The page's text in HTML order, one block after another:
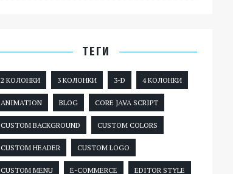
ТЕГИ
2 КОЛОНКИ 3 КОЛОНКИ 3-D 4 КОЛОНКИ
ANIMATION BLOG CORE JAVA SCRIPT
CUSTOM BACKGROUND CUSTOM COLORS
CUSTOM HEADER CUSTOM LOGO
CUSTOM MENU E-COMMERCE EDITOR STYLE